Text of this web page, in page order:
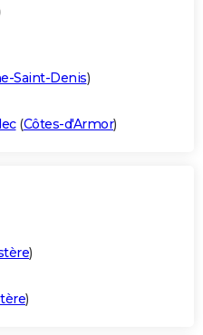
Saint-Denis)
(Côtes-d'Armor)
)
)